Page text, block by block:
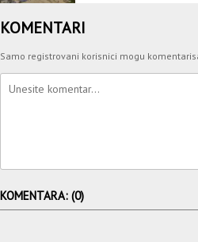
KOMENTARI
Samo registrovani korisnici mogu
KOMENTARA: (0)